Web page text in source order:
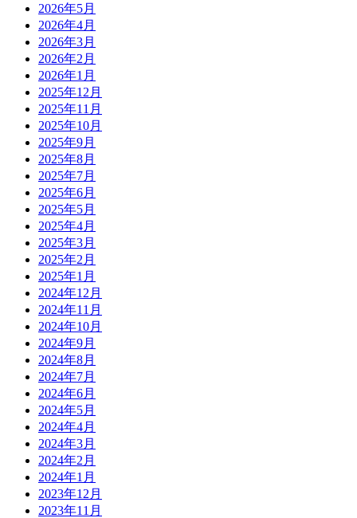
2026年5月
2026年4月
2026年3月
2026年2月
2026年1月
2025年12月
2025年11月
2025年10月
2025年9月
2025年8月
2025年7月
2025年6月
2025年5月
2025年4月
2025年3月
2025年2月
2025年1月
2024年12月
2024年11月
2024年10月
2024年9月
2024年8月
2024年7月
2024年6月
2024年5月
2024年4月
2024年3月
2024年2月
2024年1月
2023年12月
2023年11月